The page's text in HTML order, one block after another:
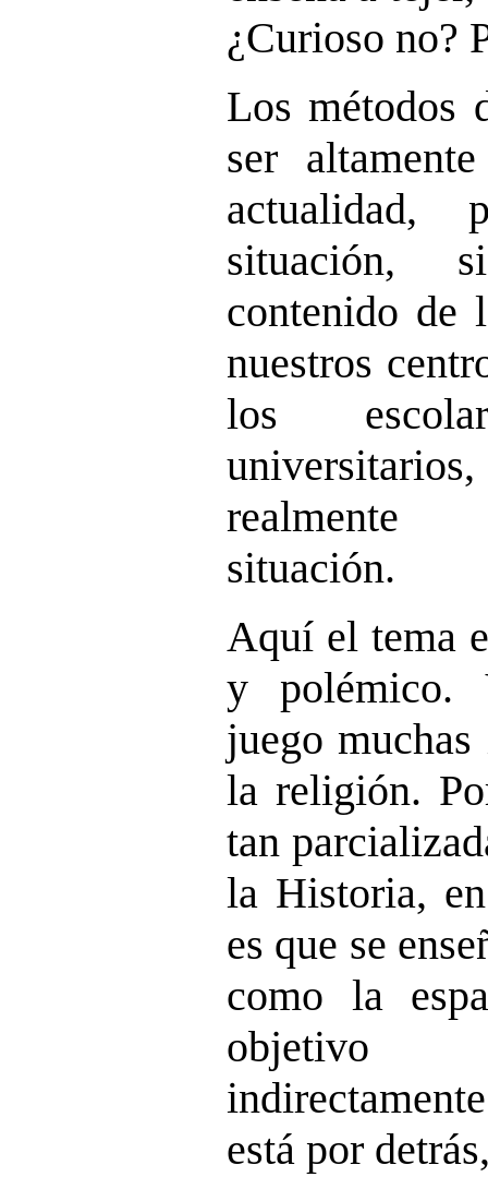
¿Curioso no?
Los métodos
ser
actualidad,
situación,
contenido de
nuestros
los
realmente
situación.
Aquí el tema
y polémico.
juego
la religión.
tan
la Historia,
es que se
como la
objetivo
está por